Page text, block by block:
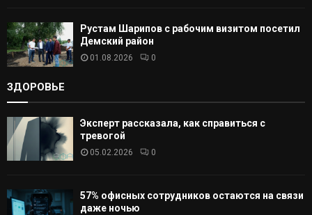
Рустам Шарипов с рабочим визитом посетил
Демский район
01.08.2026 0
ЗДОРОВЬЕ
Эксперт рассказала, как справиться с
тревогой
05.02.2026 0
57% офисных сотрудников остаются на связи
даже ночью